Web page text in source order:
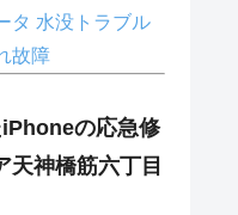
タ 水没トラブル
故障
の応急修
天神橋筋六丁目